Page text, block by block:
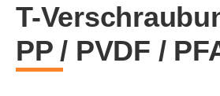
T-
PP / PVDF /